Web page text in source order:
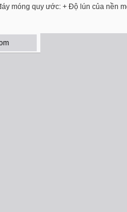
móng quy ước: + Độ lún của nền